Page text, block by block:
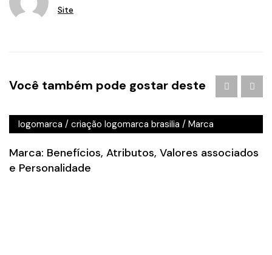
Site
Você também pode gostar deste
agencia de
publicidade em brasilia/Branding/ criação de logo
logomarca / criação logomarca brasilia / Marca
Marca: Benefícios, Atributos, Valores associados
e Personalidade